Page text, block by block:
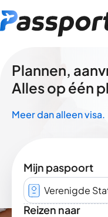
Plannen,
Alles op één
Meer dan alleen visa.
Mijn paspoort
Verenigde
Reizen naar